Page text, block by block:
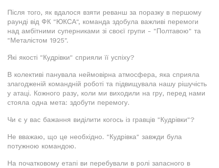
Після того, як вдалося взяти реванш за поразку в першому
раунді від ФК "ЮКСА", команда здобула важливі перемоги
над амбітними суперниками зі своєї групи - "Полтавою" та
"Металістом 1925".
Які якості "Кудрівки" сприяли її успіху?
В колективі панувала неймовірна атмосфера, яка сприяла
злагодженій командній роботі та підвищувала нашу рішучість
у атаці. Кожного разу, коли ми виходили на гру, перед нами
стояла одна мета: здобути перемогу.
Чи є у вас бажання виділити когось із гравців "Кудрівки"?
Не вважаю, що це необхідно. "Кудрівка" завжди була
потужною командою.
На початковому етапі ви перебували в ролі запасного в